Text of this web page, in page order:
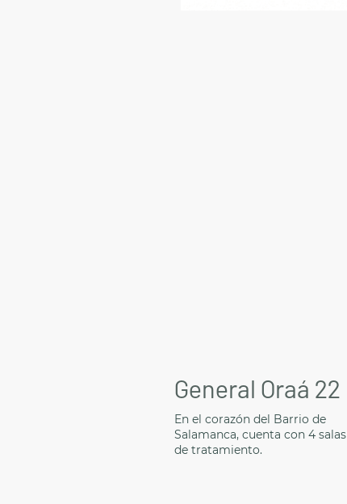
General Oraá 22
En el corazón del Barrio de
Salamanca, cuenta con 4 salas
de tratamiento.